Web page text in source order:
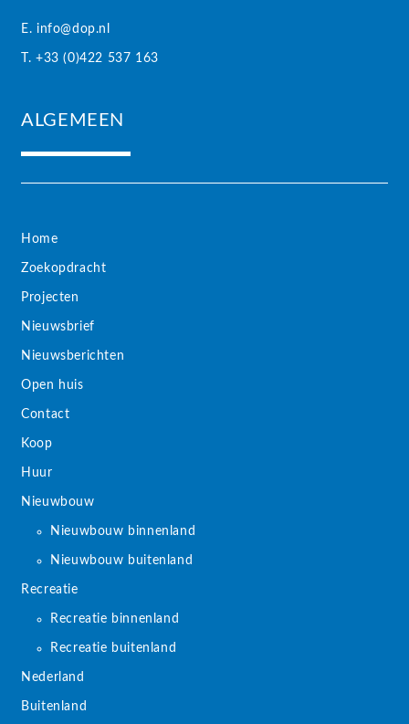
E. info@dop.nl
T. +33 (0)422 537 163
ALGEMEEN
Home
Zoekopdracht
Projecten
Nieuwsbrief
Nieuwsberichten
Open huis
Contact
Koop
Huur
Nieuwbouw
Nieuwbouw binnenland
Nieuwbouw buitenland
Recreatie
Recreatie binnenland
Recreatie buitenland
Nederland
Buitenland